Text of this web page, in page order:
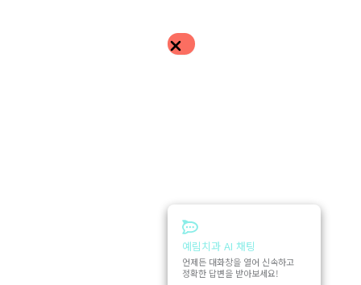
예림치과 AI 채팅
언제든 대화창을 열어 신속하고
정확한 답변을 받아보세요!